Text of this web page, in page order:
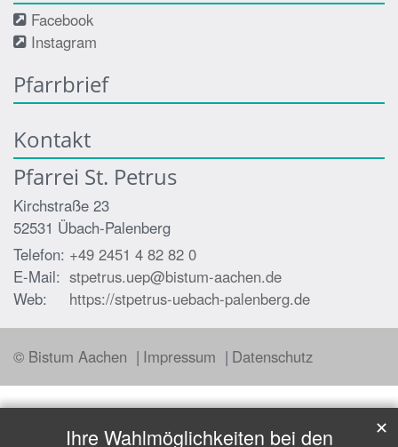
Facebook
Instagram
Pfarrbrief
Kontakt
Pfarrei St. Petrus
Kirchstraße 23
52531 Übach-Palenberg
Telefon: +49 2451 4 82 82 0
E-Mail: stpetrus.uep@bistum-aachen.de
Web:
https://stpetrus-uebach-palenberg.de
© Bistum Aachen Impressum Datenschutz
Ihre Wahlmöglichkeiten bei den
✕